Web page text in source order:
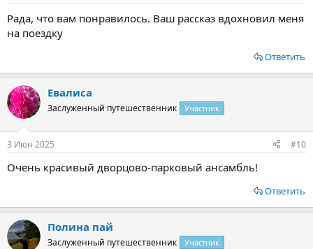
Рада, что вам понравилось. Ваш рассказ вдохновил меня
на поездку
Ответить
Евалиса
Заслуженный путешественник Участник
3 Июн 2025 #10
Очень красивый дворцово-парковый ансамбль!
Ответить
Полина пай
Заслуженный путешественник Участник